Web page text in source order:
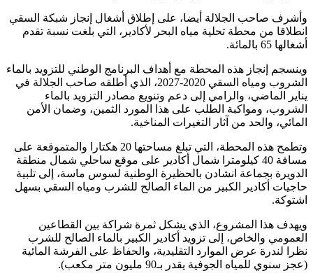
وأشرف صاحب الجلالة أيضا، على إطلاق أشغال إنجاز شبكة السقي
انطلاقا من محطة تحلية مياه البحر لأكادير، التي بلغت نسبة تقدم
أشغالها 65 بالمائة.
وينسجم إنجاز هذه المحطة مع أهداف البرنامج الوطني للتزويد بالماء
الشروب ومياه السقي 2020-2027، الذي أطلقه صاحب الجلالة في
يناير الماضي، والرامي إلى دعم وتنويع مصادر التزويد بالماء
الشروب، ومواكبة الطلب على هذا المورد الثمين، وضمان الأمن
المائي، والحد من آثار التغيرات المناخية.
وتطمح هذه المحطة، التي تبلغ مساحتها 20 هكتارا والمتموقعة على
مسافة 40 كيلومترا شمال أكادير على موقع ساحلي شمال منطقة
الدويرة بجماعة انشادن بالحظيرة الوطنية لسوس ماسة، إلى تلبية
حاجيات أكادير الكبير من الماء الصالح للشرب ومياه السقي بسهل
اشتوكة.
ويهدف هذا المشروع، الذي يشكل ثمرة شراكة بين القطاعين
العمومي والخاص، إلى تزويد أكادير الكبير بالماء الصالح للشرب
نظرا لندرة عرض الموارد التقليدية، والحفاظ على الفرشة المائية
(عجز سنوي للمياه الجوفية يقدر بـ90 مليون متر مكعب).